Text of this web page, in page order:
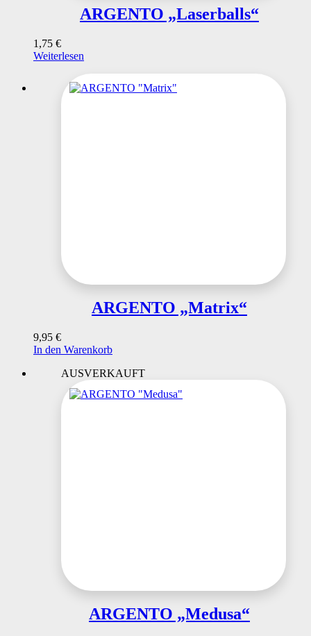
ARGENTO „Laserballs“
1,75 €
Weiterlesen
ARGENTO „Matrix“
9,95 €
In den Warenkorb
AUSVERKAUFT
ARGENTO „Medusa“